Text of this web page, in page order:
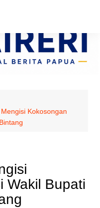
Kokosongan
Wakil Bupati